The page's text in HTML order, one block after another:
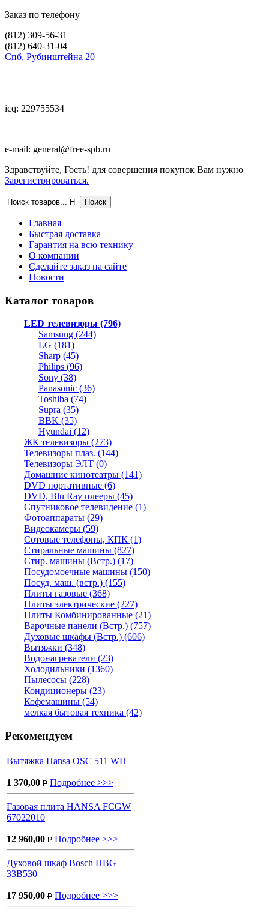
Заказ по телефону
(812) 309-56-31
(812) 640-31-04
Спб, Рубинштейна 20
icq: 229755534
e-mail: general@free-spb.ru
Здравствуйте, Гость! для совершения покупок Вам нужно
Зарегистрироваться.
Главная
Быстрая доставка
Гарантия на всю технику
О компании
Сделайте заказ на сайте
Новости
Каталог товаров
LED телевизоры (796)
Samsung (244)
LG (181)
Sharp (45)
Philips (96)
Sony (38)
Panasonic (36)
Toshiba (74)
Supra (35)
BBK (35)
Hyundai (12)
ЖК телевизоры (273)
Телевизоры плаз. (144)
Телевизоры ЭЛТ (0)
Домашние кинотеатры (141)
DVD портативные (6)
DVD, Blu Ray плееры (45)
Спутниковое телевидение (1)
Фотоаппараты (29)
Видеокамеры (59)
Сотовые телефоны, КПК (1)
Стиральные машины (827)
Стир. машины (Встр.) (17)
Посудомоечные машины (150)
Посуд. маш. (встр.) (155)
Плиты газовые (368)
Плиты электрические (227)
Плиты Комбинированные (21)
Варочные панели (Встр.) (757)
Духовые шкафы (Встр.) (606)
Вытяжки (348)
Водонагреватели (23)
Холодильники (1360)
Пылесосы (228)
Кондиционеры (23)
Кофемашины (54)
мелкая бытовая техника (42)
Рекомендуем
Вытяжка Hansa OSC 511 WH
1 370,00 P Подробнее >>>
Газовая плита HANSA FCGW
67022010
12 960,00 P Подробнее >>>
Духовой шкаф Bosch HBG
33B530
17 950,00 P Подробнее >>>